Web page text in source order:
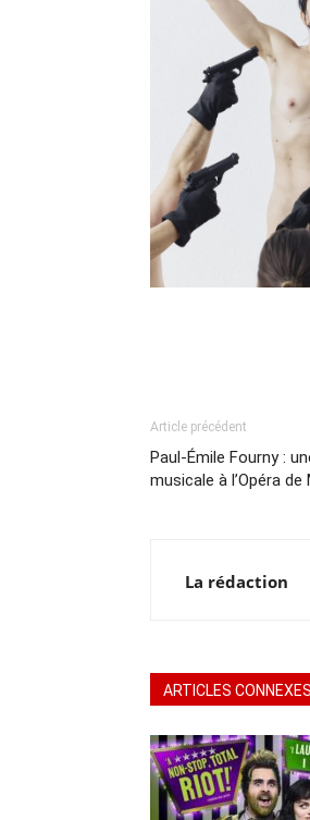
Article précédent
Paul-Émile Fourny :
musicale à l’Opéra de
La rédaction
ARTICLES CONNEXES